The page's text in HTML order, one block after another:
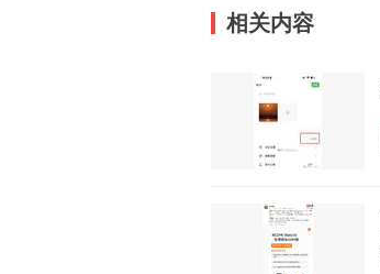
相关内容